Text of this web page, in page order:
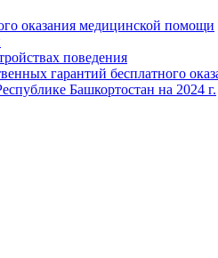
оказания медицинской помощи
поведения
гарантий бесплатного
Башкортостан на 2024 г.